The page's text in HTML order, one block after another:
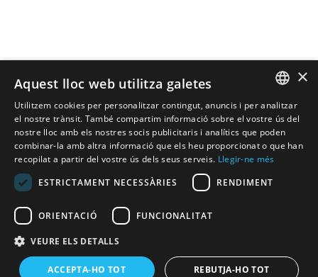
SPANISH
CATALAN
×
Aquest lloc web utilitza galetes
Utilitzem cookies per personalitzar contingut, anuncis i per analitzar
el nostre trànsit. També compartim informació sobre el vostre ús del
nostre lloc amb els nostres socis publicitaris i analítics que poden
combinar-la amb altra informació que els heu proporcionat o que han
recopilat a partir del vostre ús dels seus serveis. Llegir-ne més
ESTRICTAMENT NECESSÀRIES
RENDIMENT
ORIENTACIÓ FUNCIONALITAT
VEURE ELS DETALLS
ACCEPTA-HO TOT REBUTJA-HO TOT